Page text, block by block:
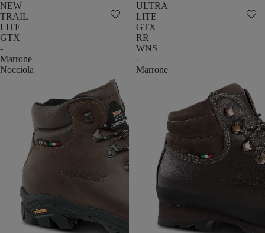
NEW
TRAIL
LITE
GTX
-
Marrone
Nocciola
ULTRA
LITE
GTX
RR
WNS
-
Marrone